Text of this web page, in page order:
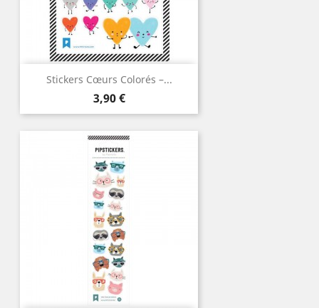
Stickers Cœurs Colorés –...
Prix
3,90 €